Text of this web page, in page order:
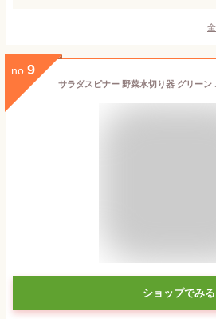
no. 9
ショップでみる